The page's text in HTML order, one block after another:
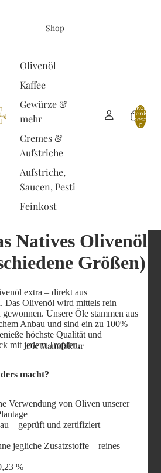
Shop
Olivenöl
Kaffee
Gewürze &
mehr
Cremes &
Aufstriche
Aufstriche,
Saucen, Pesti
Feinkost
Die Manufaktur
Artikel im
Warenkorb
insgesamt:
0
Natives Olivenöl
Größen)
extra – direkt aus
Das Olivenöl wird mittels rein
Unsere Öle stammen aus
Anbau und sind ein zu 100%
höchste Qualität und
mit jedem Tropfen.
macht?
Verwendung von Oliven unserer
– geprüft und zertifiziert
jegliche Zusatzstoffe – reines
%